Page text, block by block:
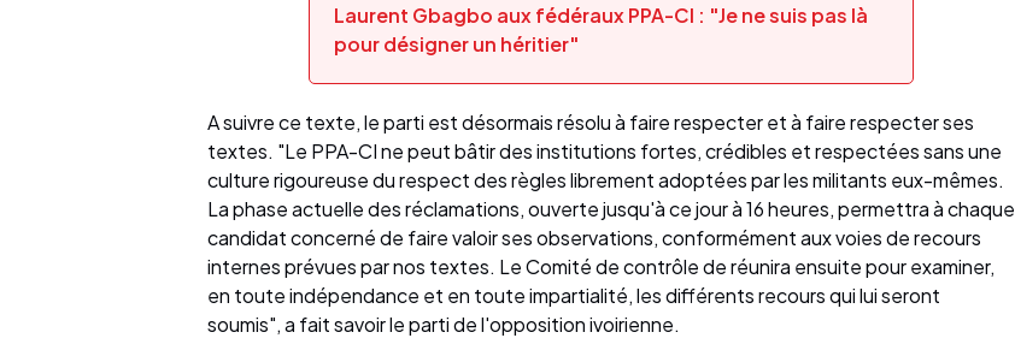
Laurent Gbagbo aux fédéraux PPA-CI : "Je ne suis pas là
pour désigner un héritier"
A suivre ce texte, le parti est désormais résolu à faire respecter et à faire respecter ses
textes. "Le PPA-CI ne peut bâtir des institutions fortes, crédibles et respectées sans une
culture rigoureuse du respect des règles librement adoptées par les militants eux-mêmes.
La phase actuelle des réclamations, ouverte jusqu'à ce jour à 16 heures, permettra à chaque
candidat concerné de faire valoir ses observations, conformément aux voies de recours
internes prévues par nos textes. Le Comité de contrôle de réunira ensuite pour examiner,
en toute indépendance et en toute impartialité, les différents recours qui lui seront
soumis", a fait savoir le parti de l'opposition ivoirienne.